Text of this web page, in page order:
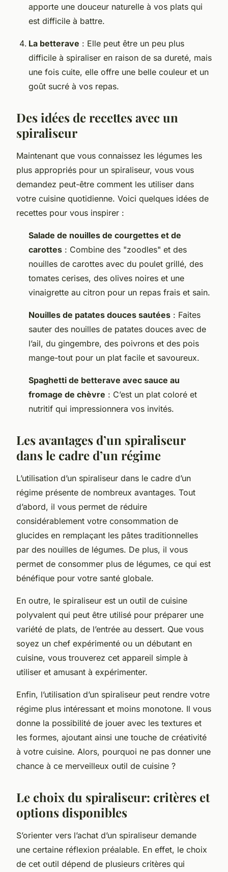
apporte une douceur naturelle à vos plats qui
est difficile à battre.
La betterave : Elle peut être un peu plus
difficile à spiraliser en raison de sa dureté, mais
une fois cuite, elle offre une belle couleur et un
goût sucré à vos repas.
Des idées de recettes avec un
spiraliseur
Maintenant que vous connaissez les légumes les
plus appropriés pour un spiraliseur, vous vous
demandez peut-être comment les utiliser dans
votre cuisine quotidienne. Voici quelques idées de
recettes pour vous inspirer :
Salade de nouilles de courgettes et de
carottes : Combine des "zoodles" et des
nouilles de carottes avec du poulet grillé, des
tomates cerises, des olives noires et une
vinaigrette au citron pour un repas frais et sain.
Nouilles de patates douces sautées : Faites
sauter des nouilles de patates douces avec de
l’ail, du gingembre, des poivrons et des pois
mange-tout pour un plat facile et savoureux.
Spaghetti de betterave avec sauce au
fromage de chèvre : C’est un plat coloré et
nutritif qui impressionnera vos invités.
Les avantages d’un spiraliseur
dans le cadre d’un régime
L’utilisation d’un spiraliseur dans le cadre d’un
régime présente de nombreux avantages. Tout
d’abord, il vous permet de réduire
considérablement votre consommation de
glucides en remplaçant les pâtes traditionnelles
par des nouilles de légumes. De plus, il vous
permet de consommer plus de légumes, ce qui est
bénéfique pour votre santé globale.
En outre, le spiraliseur est un outil de cuisine
polyvalent qui peut être utilisé pour préparer une
variété de plats, de l’entrée au dessert. Que vous
soyez un chef expérimenté ou un débutant en
cuisine, vous trouverez cet appareil simple à
utiliser et amusant à expérimenter.
Enfin, l’utilisation d’un spiraliseur peut rendre votre
régime plus intéressant et moins monotone. Il vous
donne la possibilité de jouer avec les textures et
les formes, ajoutant ainsi une touche de créativité
à votre cuisine. Alors, pourquoi ne pas donner une
chance à ce merveilleux outil de cuisine ?
Le choix du spiraliseur: critères et
options disponibles
S’orienter vers l’achat d’un spiraliseur demande
une certaine réflexion préalable. En effet, le choix
de cet outil dépend de plusieurs critères qui